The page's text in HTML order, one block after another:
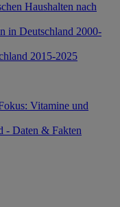
Haushalten nach
in Deutschland 2000-
2015-2025
Vitamine und
- Daten & Fakten